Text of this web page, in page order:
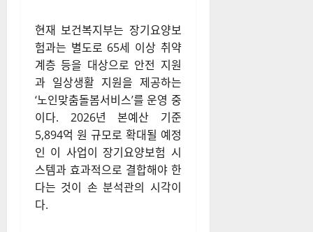
현재 보건복지부는 장기요양보
험과는 별도로 65세 이상 취약
계층 등을 대상으로 안전 지원
과 일상생활 지원을 제공하는
‘노인맞춤돌봄서비스’를 운영 중
이다. 2026년 본예산 기준
5,894억 원 규모로 확대될 예정
인 이 사업이 장기요양보험 시
스템과 효과적으로 결합해야 한
다는 것이 손 분석관의 시각이
다.